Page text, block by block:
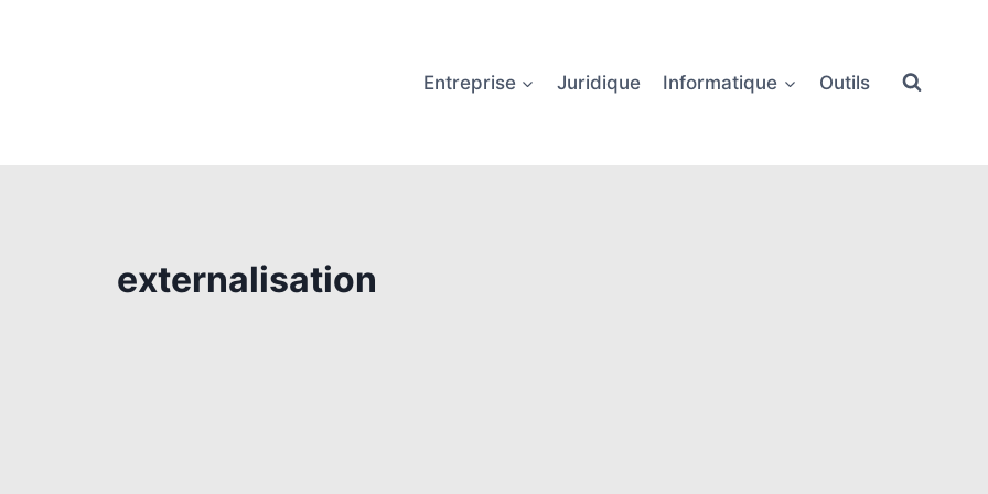
Entreprise Juridique Informatique Outils
externalisation